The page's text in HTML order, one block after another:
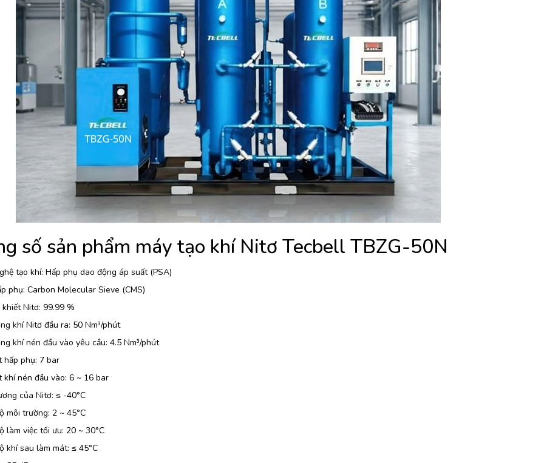
số sản phẩm máy tạo khí Nitơ Tecbell TBZG-50N
tạo khí: Hấp phụ dao động áp suất (PSA)
phụ: Carbon Molecular Sieve (CMS)
Nitơ: 99.99 %
khí Nitơ đầu ra: 50 Nm³/phút
khí nén đầu vào yêu cầu: 4.5 Nm³/phút
hấp phụ: 7 bar
khí nén đầu vào: 6 ~ 16 bar
của Nitơ: ≤ -40°C
môi trường: 2 ~ 45°C
làm việc tối ưu: 20 ~ 30°C
khí sau làm mát: ≤ 45°C